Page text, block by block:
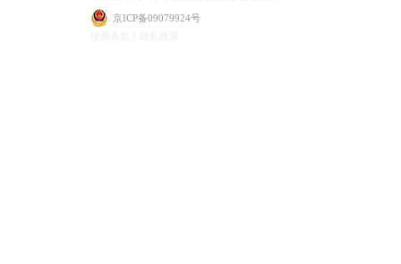
京ICP备09079924号